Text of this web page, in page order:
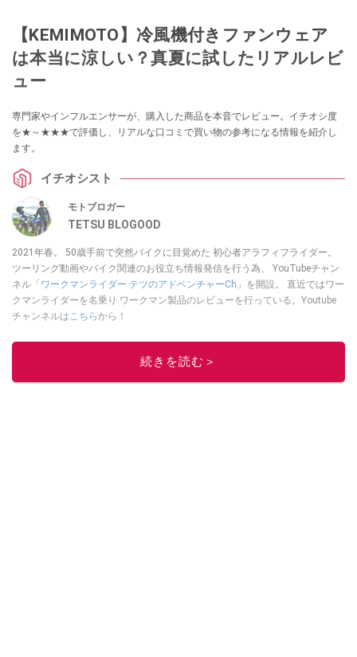
【KEMIMOTO】冷風機付きファンウェア
は本当に涼しい？真夏に試したリアルレビ
ュー
専門家やインフルエンサーが、購入した商品を本音でレビュー。イチオシ度
を★～★★★で評価し、リアルな口コミで買い物の参考になる情報を紹介し
ます。
イチオシスト
モトブロガー
TETSU BLOGOOD
2021年春。 50歳手前で突然バイクに目覚めた 初心者アラフィフライダー。
ツーリング動画やバイク関連のお役立ち情報発信を行う為、 YouTubeチャン
ネル「 ワークマンライダー テツのアドベンチャーCh 」を開設。 直近ではワー
クマンライダーを名乗り ワークマン製品のレビューを行っている。Youtube
チャンネルはこちらから！
このイチオシストの他の記事を読む
続きを読む＞